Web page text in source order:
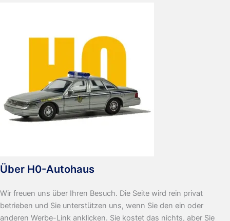
Über H0-Autohaus
Wir freuen uns über Ihren Besuch. Die Seite wird rein privat
betrieben und Sie unterstützen uns, wenn Sie den ein oder
anderen Werbe-Link anklicken. Sie kostet das nichts, aber Sie